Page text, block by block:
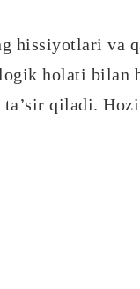
hissiyotlari va
holati bilan
qiladi.